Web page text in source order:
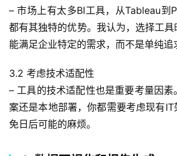
– 市场上有太多BI工具，从Tableau到
都有其独特的优势。我认为，选择工
能满足企业特定的需求，而不是单纯追
3.2 考虑技术适配性
– 工具的技术适配性也是重要考量因
案还是本地部署，你都需要考虑现有
免日后可能的麻烦。